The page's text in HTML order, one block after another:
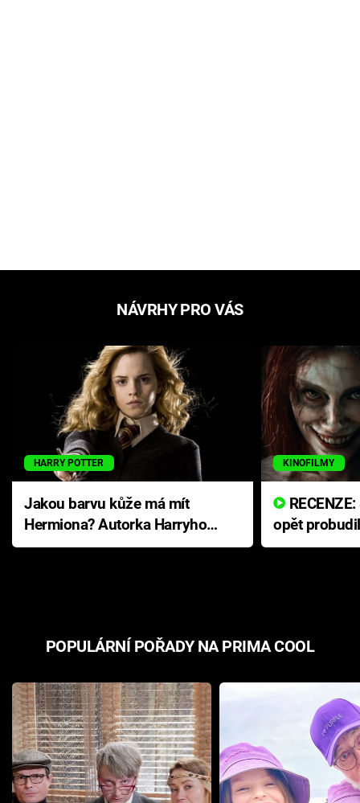
NÁVRHY PRO VÁS
HARRY POTTER
Jakou barvu kůže má mít
Hermiona? Autorka Harryho
Pottera přišla s ráznou
KINOFILMY
opět
přichází s
POPULÁRNÍ POŘADY NA PRIMA COOL